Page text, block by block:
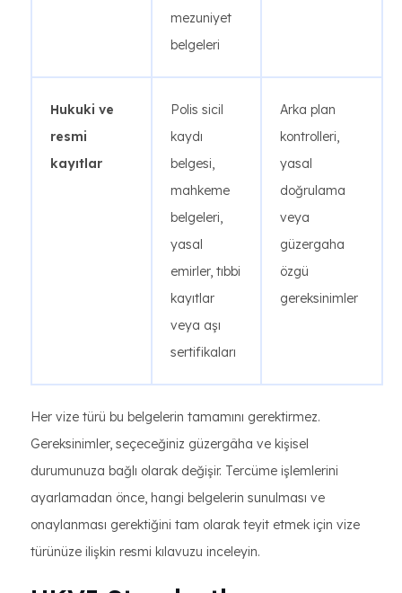
mezuniyet
belgeleri
Hukuki ve
resmi
kayıtlar
Polis sicil
kaydı
belgesi,
mahkeme
belgeleri,
yasal
emirler, tıbbi
kayıtlar
veya aşı
sertifikaları
Arka plan
kontrolleri,
yasal
doğrulama
veya
güzergaha
özgü
gereksinimler
Her vize türü bu belgelerin tamamını gerektirmez.
Gereksinimler, seçeceğiniz güzergâha ve kişisel
durumunuza bağlı olarak değişir. Tercüme işlemlerini
ayarlamadan önce, hangi belgelerin sunulması ve
onaylanması gerektiğini tam olarak teyit etmek için vize
türünüze ilişkin resmi kılavuzu inceleyin.